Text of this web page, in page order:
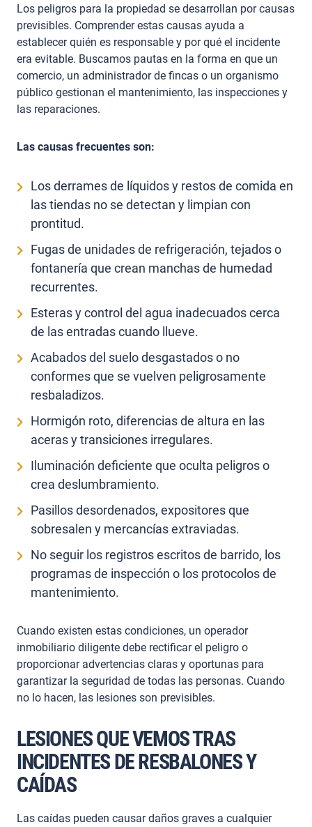
Los peligros para la propiedad se desarrollan por causas
previsibles. Comprender estas causas ayuda a
establecer quién es responsable y por qué el incidente
era evitable. Buscamos pautas en la forma en que un
comercio, un administrador de fincas o un organismo
público gestionan el mantenimiento, las inspecciones y
las reparaciones.
Las causas frecuentes son:
Los derrames de líquidos y restos de comida en
las tiendas no se detectan y limpian con
prontitud.
Fugas de unidades de refrigeración, tejados o
fontanería que crean manchas de humedad
recurrentes.
Esteras y control del agua inadecuados cerca
de las entradas cuando llueve.
Acabados del suelo desgastados o no
conformes que se vuelven peligrosamente
resbaladizos.
Hormigón roto, diferencias de altura en las
aceras y transiciones irregulares.
Iluminación deficiente que oculta peligros o
crea deslumbramiento.
Pasillos desordenados, expositores que
sobresalen y mercancías extraviadas.
No seguir los registros escritos de barrido, los
programas de inspección o los protocolos de
mantenimiento.
Cuando existen estas condiciones, un operador
inmobiliario diligente debe rectificar el peligro o
proporcionar advertencias claras y oportunas para
garantizar la seguridad de todas las personas. Cuando
no lo hacen, las lesiones son previsibles.
LESIONES QUE VEMOS TRAS
INCIDENTES DE RESBALONES Y
CAÍDAS
Las caídas pueden causar daños graves a cualquier